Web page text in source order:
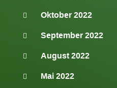
Oktober 2022
September 2022
August 2022
Mai 2022